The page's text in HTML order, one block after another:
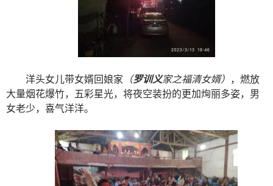
洋头女儿带女婿回娘家 （罗训义家之福清女婿） ，燃放
大量烟花爆竹，五彩星光，将夜空装扮的更加㶷丽多姿，男
女老少，喜气洋洋。